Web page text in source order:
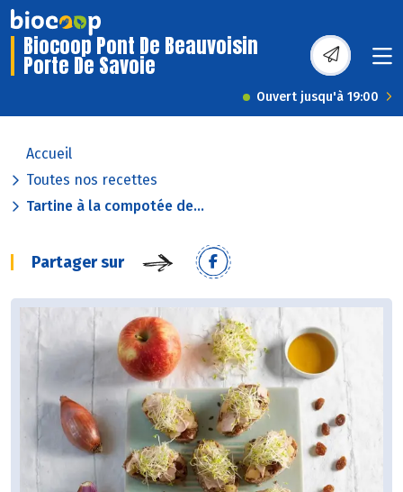
Biocoop Pont De Beauvoisin
Porte De Savoie
Ouvert jusqu'à 19:00
Accueil
Toutes nos recettes
Tartine à la compotée de...
Partager sur